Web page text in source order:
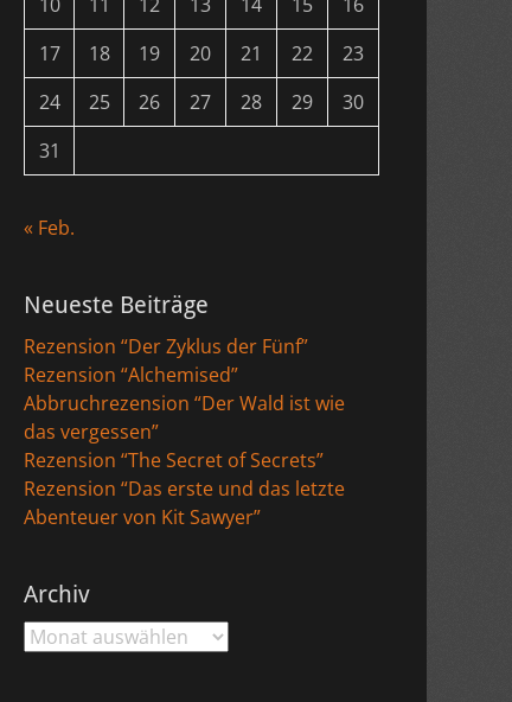
17
18 19 20 21 22
23
24
25 26 27 28 29
30
31
« Feb.
Neueste Beiträge
Rezension “Der Zyklus der Fünf”
Rezension “Alchemised”
Abbruchrezension “Der Wald ist wie
das vergessen”
Rezension “The Secret of Secrets”
Rezension “Das erste und das letzte
Abenteuer von Kit Sawyer”
Archiv
Archiv